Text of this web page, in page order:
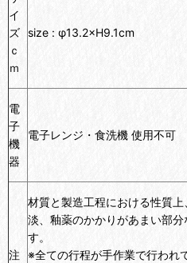
イ
ズ
ｃ
ｍ
size : φ13.2×H9.1cm
電
子
機
器
電子レンジ・食洗機 使用不可
注
材質と製造工程における性質
淡、釉薬のかかりがあまい部
す。
※全ての行程が手作業で行われ